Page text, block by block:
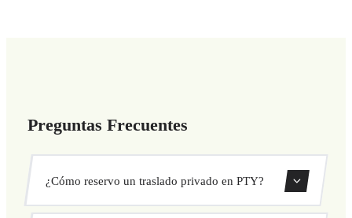
Preguntas Frecuentes
¿Cómo reservo un traslado privado en PTY?